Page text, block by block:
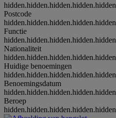
hidden.hidden.hidden.hidden.hidden
Postcode
hidden.hidden.hidden.hidden.hidden
Functie
hidden.hidden.hidden.hidden.hidden
Nationaliteit
hidden.hidden.hidden.hidden.hidden
Huidige benoemingen
hidden.hidden.hidden.hidden.hidden
Benoemingsdatum
hidden.hidden.hidden.hidden.hidden
Beroep
hidden.hidden.hidden.hidden.hidden